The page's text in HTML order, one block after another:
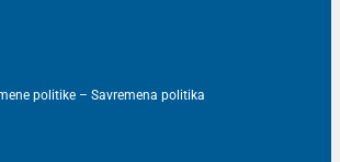
politike – Savremena politika